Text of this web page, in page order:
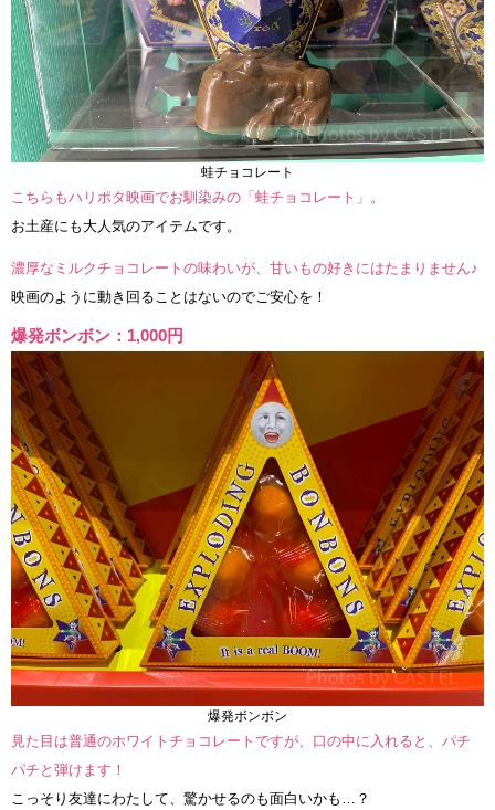
蛙チョコレート
こちらもハリポタ映画でお馴染みの「蛙チョコレート」。
お土産にも大人気のアイテムです。
濃厚なミルクチョコレートの味わいが、甘いもの好きにはたまりません♪
映画のように動き回ることはないのでご安心を！
爆発ボンボン：1,000円
爆発ボンボン
見た目は普通のホワイトチョコレートですが、口の中に入れると、パチ
パチと弾けます！
こっそり友達にわたして、驚かせるのも面白いかも…？